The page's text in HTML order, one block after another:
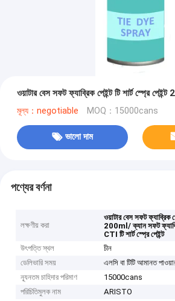
ওয়াটার বেস সফট ফ্যাব্রিক পেইন্ট টি শার্ট স্প্রে
মূল্য：negotiable MOQ：15000cans
ভালো দাম
পণ্যের বর্ণনা
লক্ষণীয় করা
ওয়াটার বেস সফট ফ্যাব্রিক
200ml/ ক্যান সফট
CTI টি শার্ট স্প্রে পেইন্ট
উৎপত্তি স্থল
চীন
ডেলিভারি সময়
এলসি বা টিটি আমানত
ন্যূনতম চাহিদার পরিমাণ
15000cans
পরিচিতিমুলক নাম
ARISTO